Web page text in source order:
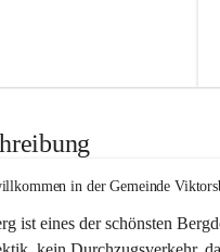
in der Gemeinde
ist eines der schönsten